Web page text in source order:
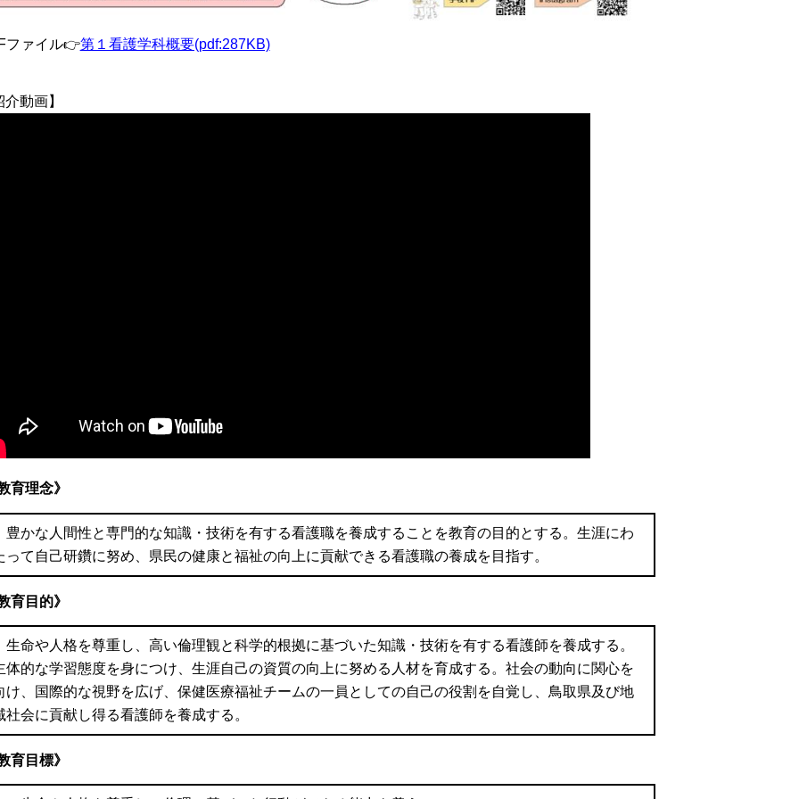
ファイル👉第１看護学科概要(pdf:287KB)
動画】
育理念》
かな人間性と専門的な知識・技術を有する看護職を養成することを教育の目的とする。生涯にわ
って自己研鑽に努め、県民の健康と福祉の向上に貢献できる看護職の養成を目指す。
育目的》
命や人格を尊重し、高い倫理観と科学的根拠に基づいた知識・技術を有する看護師を養成する。
体的な学習態度を身につけ、生涯自己の資質の向上に努める人材を育成する。社会の動向に関心を
け、国際的な視野を広げ、保健医療福祉チームの一員としての自己の役割を自覚し、鳥取県及び地
社会に貢献し得る看護師を養成する。
育目標》